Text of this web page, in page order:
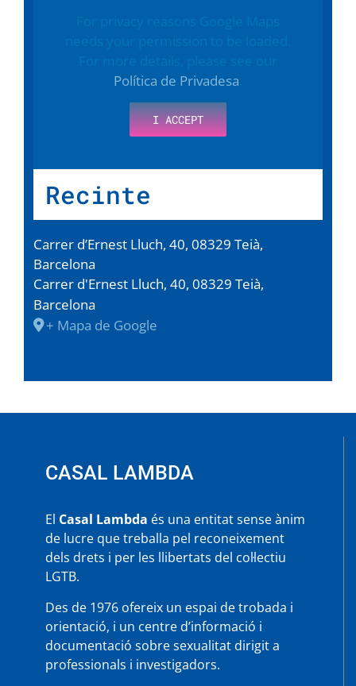
Recinte
Carrer d’Ernest Lluch, 40, 08329 Teià,
Barcelona
Carrer d'Ernest Lluch, 40, 08329 Teià,
Barcelona
+ Mapa de Google
For privacy reasons Google Maps
needs your permission to be loaded.
For more details, please see our
Política de Privadesa
I ACCEPT
CASAL LAMBDA
El Casal Lambda és una entitat sense ànim
de lucre que treballa pel reconeixement
dels drets i per les llibertats del col·lectiu
LGTB.
Des de 1976 ofereix un espai de trobada i
orientació, i un centre d’informació i
documentació sobre sexualitat dirigit a
professionals i investigadors.